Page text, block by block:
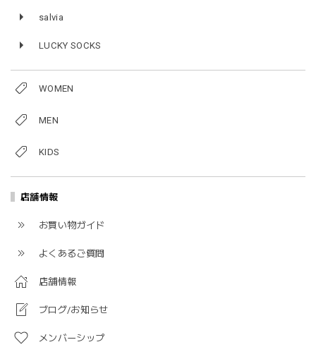
salvia
LUCKY SOCKS
WOMEN
MEN
KIDS
店舗情報
お買い物ガイド
よくあるご質問
店舗情報
ブログ/お知らせ
メンバーシップ